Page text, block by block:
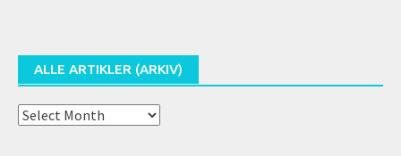
ALLE ARTIKLER (ARKIV)
Alle